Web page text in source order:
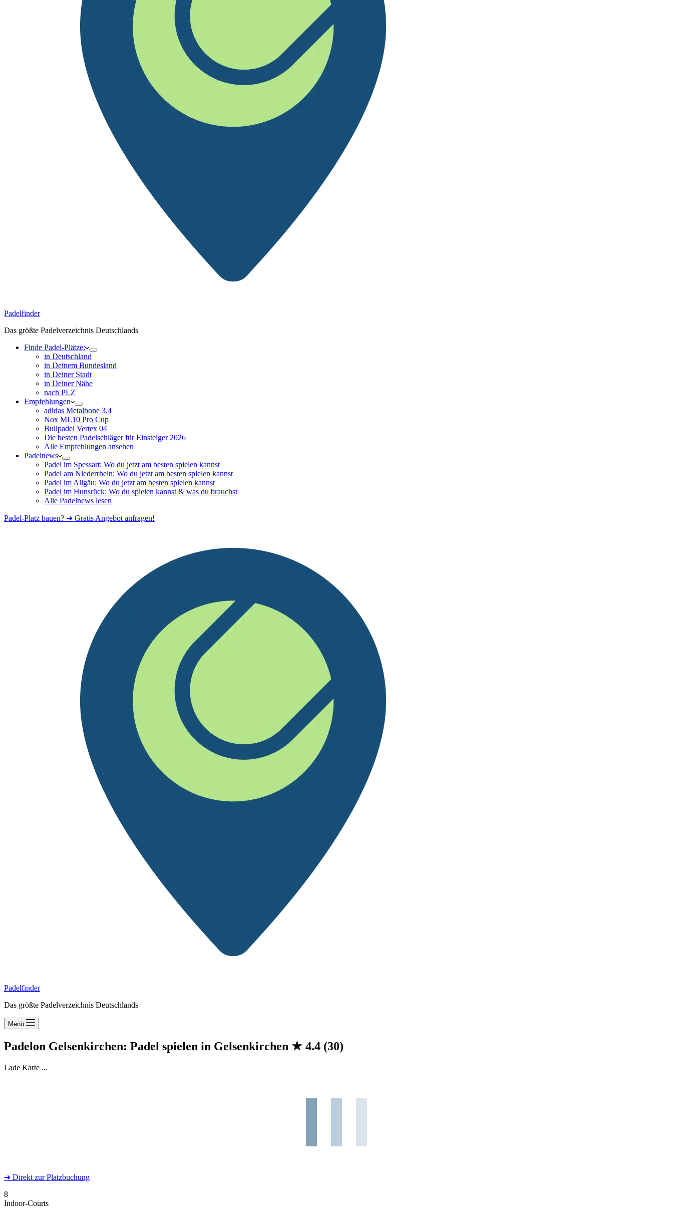
Padelfinder
Das größte Padelverzeichnis Deutschlands
Finde Padel-Plätze:
in Deutschland
in Deinem Bundesland
in Deiner Stadt
in Deiner Nähe
nach PLZ
Empfehlungen
adidas Metalbone 3.4
Nox ML10 Pro Cup
Bullpadel Vertex 04
Die besten Padelschläger für Einsteiger 2026
Alle Empfehlungen ansehen
Padelnews
Padel im Spessart: Wo du jetzt am besten spielen kannst
Padel am Niederrhein: Wo du jetzt am besten spielen kannst
Padel im Allgäu: Wo du jetzt am besten spielen kannst
Padel im Hunsrück: Wo du spielen kannst & was du brauchst
Alle Padelnews lesen
Padel-Platz bauen? ➜ Gratis Angebot anfragen!
Padelfinder
Das größte Padelverzeichnis Deutschlands
Menü
Padelon Gelsenkirchen: Padel spielen in Gelsenkirchen ★ 4.4 (30)
Lade Karte ...
➜ Direkt zur Platzbuchung
8
Indoor-Courts